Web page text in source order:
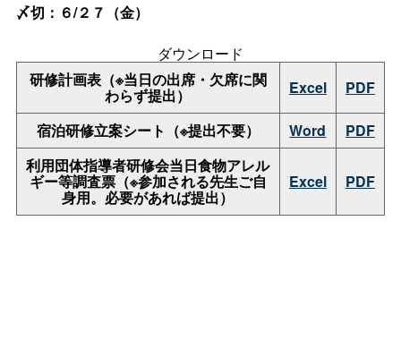
〆切：６/２７（金）
ダウンロード
研修計画表（※当日の出席・欠席に関
わらず提出） Excel PDF
宿泊研修立案シート（※提出不要） Word
PDF
利用団体指導者研修会当日食物アレル
ギー等調査票（※参加される先生ご自
身用。必要があれば提出）
Excel PDF